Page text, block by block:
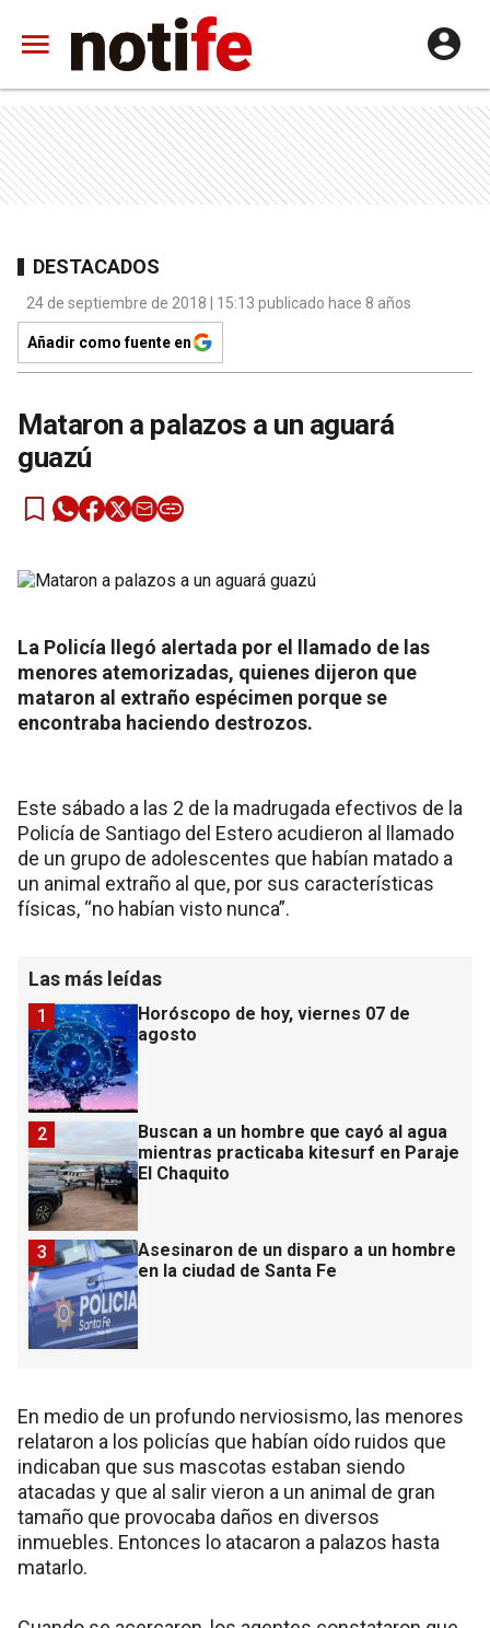
DESTACADOS
24 de septiembre de 2018 | 15:13 publicado hace 8 años
Añadir como fuente en
Mataron a palazos a un aguará
guazú
La Policía llegó alertada por el llamado de las
menores atemorizadas, quienes dijeron que
mataron al extraño espécimen porque se
encontraba haciendo destrozos.
Este sábado a las 2 de la madrugada efectivos de la
Policía de Santiago del Estero acudieron al llamado
de un grupo de adolescentes que habían matado a
un animal extraño al que, por sus características
físicas, “no habían visto nunca”.
Las más leídas
Horóscopo de hoy, viernes 07 de
agosto
1
Buscan a un hombre que cayó al agua
mientras practicaba kitesurf en Paraje
El Chaquito
2
Asesinaron de un disparo a un hombre
en la ciudad de Santa Fe
3
En medio de un profundo nerviosismo, las menores
relataron a los policías que habían oído ruidos que
indicaban que sus mascotas estaban siendo
atacadas y que al salir vieron a un animal de gran
tamaño que provocaba daños en diversos
inmuebles. Entonces lo atacaron a palazos hasta
matarlo.